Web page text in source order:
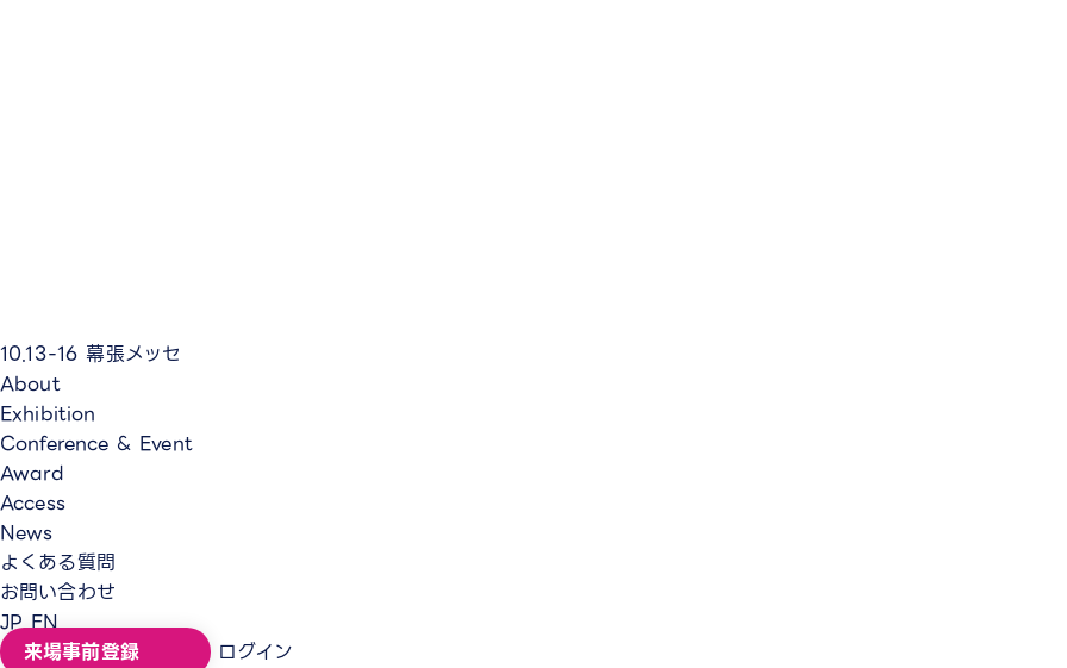
10.13-16 幕張メッセ
About
Exhibition
Conference & Event
Award
Access
News
よくある質問
お問い合わせ
JP EN
来場事前登録
ログイン